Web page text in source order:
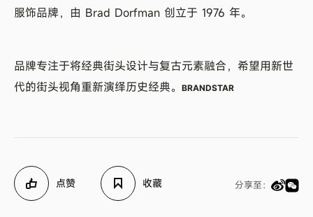
服饰品牌，由 Brad Dorfman 创立于 1976 年。
品牌专注于将经典街头设计与复古元素融合，希望用新世
代的街头视角重新演绎历史经典。
BRANDSTAR
点赞 收藏 分享至：